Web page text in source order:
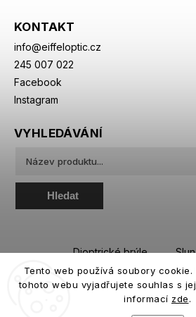
Tento web používá soubory cookie.
tohoto webu vyjadřujete souhlas s
informací zde.
KONTAKT
info@eiffeloptic.cz
245 007 022
Facebook
Instagram
VYHLEDÁVÁNÍ
Hledat
Dioptrické brýle
Sportovní brýle
Roztoky a oční